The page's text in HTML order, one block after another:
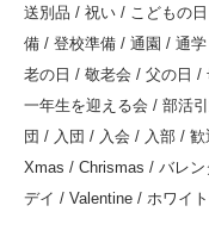
送別品 / 祝い / こどもの
備 / 登校準備 / 通園 / 通
老の日 / 敬老会 / 父の日 /
一年生を迎える会 / 部活
団 / 入団 / 入会 / 入部 /
Xmas / Chrismas / バレ
デイ / Valentine / ホワイ